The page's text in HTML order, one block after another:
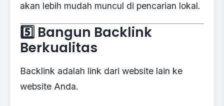
akan lebih mudah muncul di pencarian lokal.
5️⃣ Bangun Backlink
Berkualitas
Backlink adalah link dari website lain ke
website Anda.